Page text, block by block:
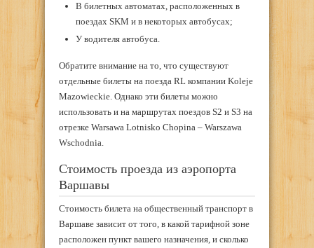
В билетных автоматах, расположенных в
поездах SKM и в некоторых автобусах;
У водителя автобуса.
Обратите внимание на то, что существуют
отдельные билеты на поезда RL компании Koleje
Mazowieckie. Однако эти билеты можно
использовать и на маршрутах поездов S2 и S3 на
отрезке Warsawa Lotnisko Chopina – Warszawa
Wschodnia.
Стоимость проезда из аэропорта
Варшавы
Стоимость билета на общественный транспорт в
Варшаве зависит от того, в какой тарифной зоне
расположен пункт вашего назначения, и сколько